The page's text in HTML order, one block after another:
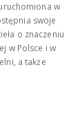
w
swoje
o znaczeniu
w Polsce i w
a także